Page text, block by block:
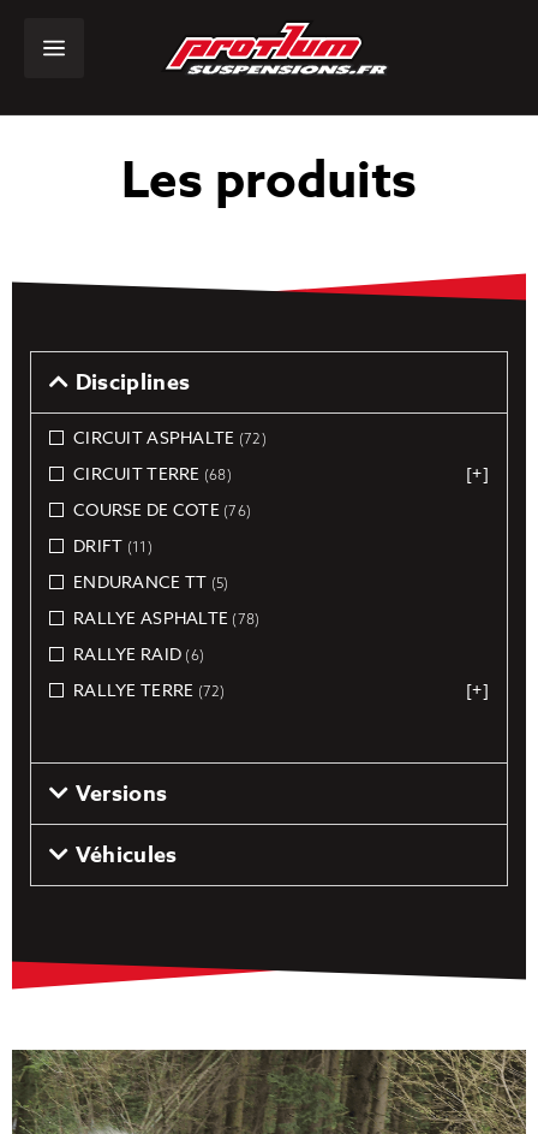
Les produits
Disciplines
CIRCUIT ASPHALTE (72)
CIRCUIT TERRE (68)
[+]
COURSE DE COTE (76)
DRIFT (11)
ENDURANCE TT (5)
RALLYE ASPHALTE (78)
RALLYE RAID (6)
RALLYE TERRE (72) [+]
Versions
Véhicules